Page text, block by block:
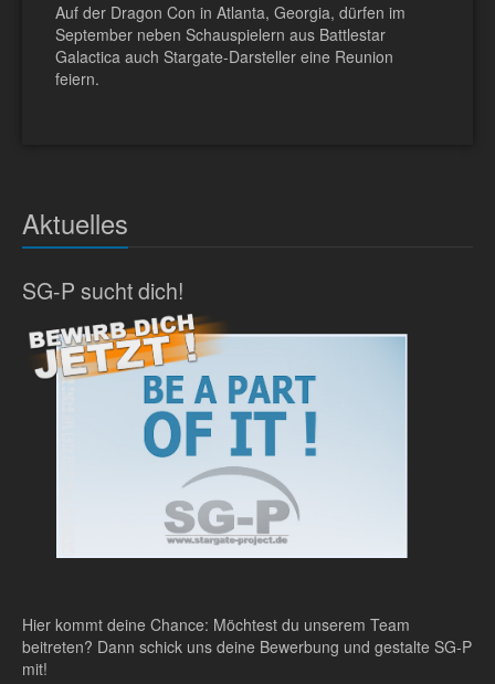
Auf der Dragon Con in Atlanta, Georgia, dürfen im
September neben Schauspielern aus Battlestar
Galactica auch Stargate-Darsteller eine Reunion
feiern.
Aktuelles
SG-P sucht dich!
Hier kommt deine Chance: Möchtest du unserem Team
beitreten? Dann schick uns deine Bewerbung und gestalte SG-P
mit!